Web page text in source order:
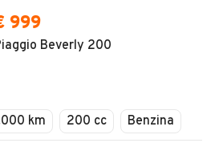
999
Beverly 200
km 200 cc Benzina